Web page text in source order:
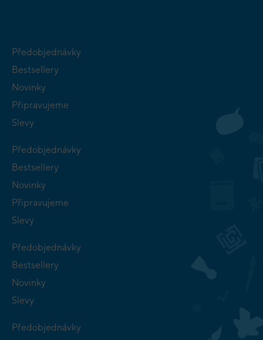
Předobjednávky
Bestsellery
Novinky
Připravujeme
Slevy
Předobjednávky
Bestsellery
Novinky
Připravujeme
Slevy
Předobjednávky
Bestsellery
Novinky
Slevy
Předobjednávky